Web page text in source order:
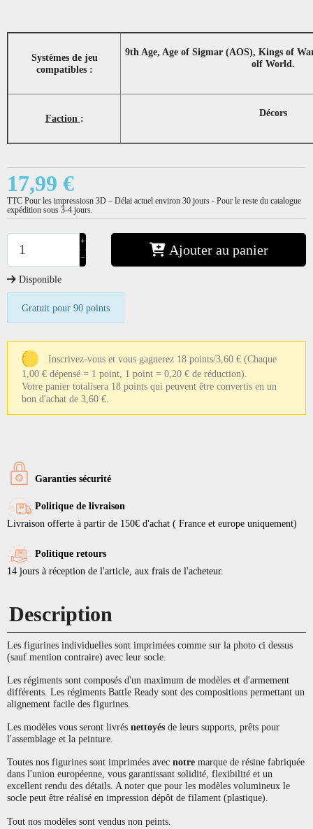
Systèmes de jeu
compatibles :
9th Age, Age of Sigmar (AOS), Kings of
olf World.
Faction : Décors
17,99 €
TTC Pour les impressiosn 3D – Délai actuel environ 30 jours - Pour le reste du catalogue
expédition sous 3-4 jours.
+
−
Ajouter au panier
Disponible
Gratuit pour 90 points
Inscrivez-vous et vous gagnerez 18 points/3,60 € (Chaque
1,00 € dépensé = 1 point, 1 point = 0,20 € de réduction).
Votre panier totalisera 18 points qui peuvent être convertis en un
bon d'achat de 3,60 €.
Garanties sécurité
Politique de livraison
Livraison offerte à partir de 150€ d'achat ( France et europe uniquement)
Politique retours
14 jours à réception de l'article, aux frais de l'acheteur.
Description
Les figurines individuelles sont imprimées comme sur la photo ci dessus
(sauf mention contraire) avec leur socle.
Les régiments sont composés d'un maximum de modèles et d'armement
différents. Les régiments Battle Ready sont des compositions permettant un
alignement facile des figurines.
Les modèles vous seront livrés nettoyés de leurs supports, prêts pour
l'assemblage et la peinture.
Toutes nos figurines sont imprimées avec notre marque de résine fabriquée
dans l'union européenne, vous garantissant solidité, flexibilité et un
excellent rendu des détails. A noter que pour les modèles volumineux le
socle peut être réalisé en impression dépôt de filament (plastique).
Tout nos modèles sont vendus non peints.